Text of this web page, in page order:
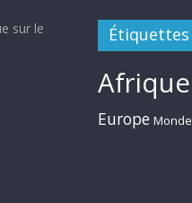
sur le
Étiquettes
Afrique
Europe Monde